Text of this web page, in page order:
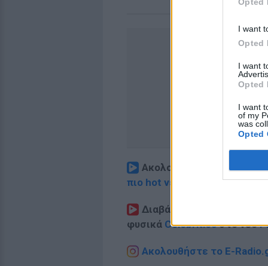
I want
Opted
I want
Opted
I want
of my
was
Opted
Ακολουθήστε το E-
πιο hot νέα
Διαβάστε περισσότερα
φυσικά Celebritiesστο νέο
Ακολουθήστε το E-